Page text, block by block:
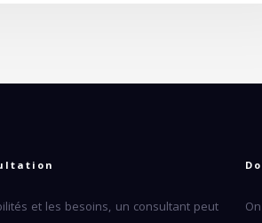
et les besoins, un consultant peut